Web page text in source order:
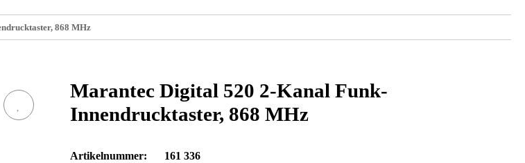
868 MHz
Marantec Digital 520 2-Kanal Funk-
Innendrucktaster, 868 MHz
Artikelnummer:
161 336